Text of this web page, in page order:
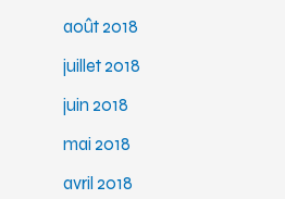
août 2018
juillet 2018
juin 2018
mai 2018
avril 2018